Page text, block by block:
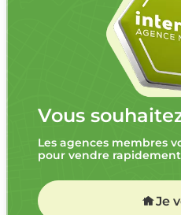
Vous
Les agences membres
pour vendre
Je